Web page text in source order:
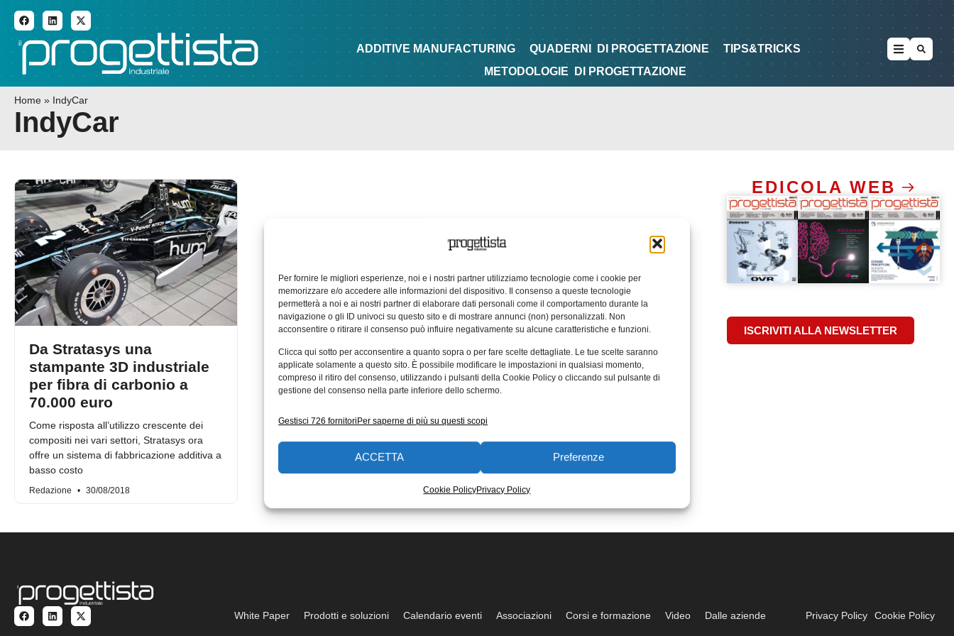
Per fornire le migliori esperienze, noi e i nostri partner utilizziamo tecnologie come i cookie per
memorizzare e/o accedere alle informazioni del dispositivo. Il consenso a queste tecnologie
permetterà a noi e ai nostri partner di elaborare dati personali come il comportamento durante la
navigazione o gli ID univoci su questo sito e di mostrare annunci (non) personalizzati. Non
acconsentire o ritirare il consenso può influire negativamente su alcune caratteristiche e funzioni.
Clicca qui sotto per acconsentire a quanto sopra o per fare scelte dettagliate. Le tue scelte saranno
applicate solamente a questo sito. È possibile modificare le impostazioni in qualsiasi momento,
compreso il ritiro del consenso, utilizzando i pulsanti della Cookie Policy o cliccando sul pulsante di
gestione del consenso nella parte inferiore dello schermo.
Gestisci 726 fornitoriPer saperne di più su questi scopi
ACCETTA Preferenze
Cookie PolicyPrivacy Policy
ADDITIVE MANUFACTURING QUADERNI DI PROGETTAZIONE TIPS&TRICKS METODOLOGIE DI PROGETTAZIONE
ADDITIVE MANUFACTURING QUADERNI DI PROGETTAZIONE
TIPS&TRICKS
METODOLOGIE
DI PROGETTAZIONE
Home » IndyCar
IndyCar
Da Stratasys una
stampante 3D industriale
per fibra di carbonio a
70.000 euro
Come risposta all’utilizzo crescente dei
compositi nei vari settori, Stratasys ora
offre un sistema di fabbricazione additiva a
basso costo
Redazione 30/08/2018
EDICOLA WEB
ISCRIVITI ALLA NEWSLETTER
White Paper Prodotti e soluzioni Calendario eventi Associazioni Corsi e formazione Video Dalle aziende Privacy Policy Cookie Policy